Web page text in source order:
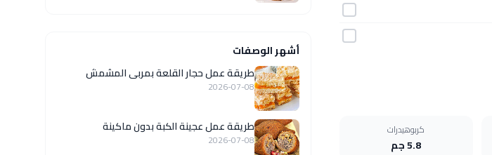
كربوهيدرات
5.8 جم
أشهر الوصفات
طريقة عمل حجار القلعة بمربى المشمش
2026-07-08
طريقة عمل عجينة الكبة بدون ماكينة
2026-07-08